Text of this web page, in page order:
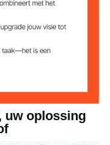
uw oplossing